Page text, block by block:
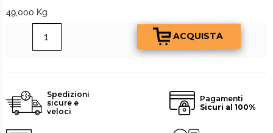
49,000 Kg
Spedizioni
sicure e
veloci
Pagamenti
Sicuri al 100%